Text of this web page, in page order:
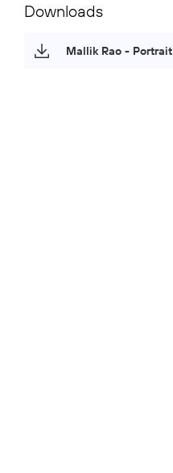
Downloads
Mallik Rao - Portrait